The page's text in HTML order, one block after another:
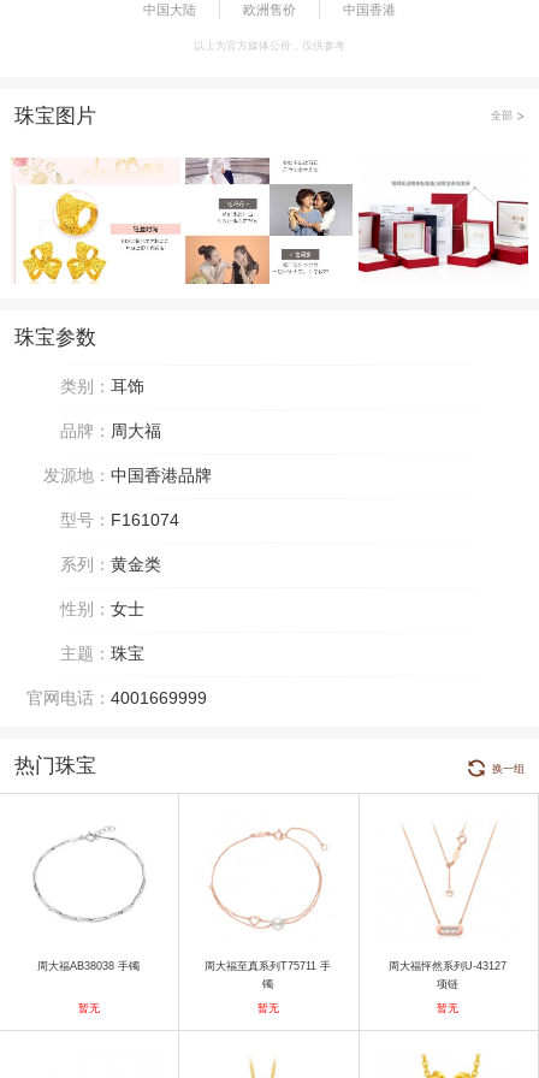
中国大陆 欧洲售价 中国香港
以上为官方媒体公价，仅供参考
珠宝图片 全部
珠宝参数
类别： 耳饰
品牌： 周大福
发源地： 中国香港品牌
型号： F161074
系列： 黄金类
性别： 女士
主题： 珠宝
官网电话： 4001669999
热门珠宝 换一组
周大福AB38038 手镯
暂无
周大福至真系列T75711 手
镯
暂无
周大福怦然系列U-43127
项链
暂无